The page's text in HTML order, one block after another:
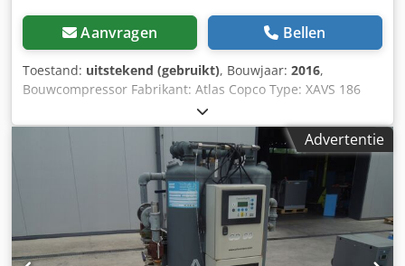
Aanvragen Bellen
Toestand: uitstekend (gebruikt), Bouwjaar: 2016,
Bouwcompressor Fabrikant: Atlas Copco Type: XAVS 186
Bouwjaar: 2016 Bedrijfsuren: ca. 657 u - Maximale druk: 14
bar - Volume stroom: max. 11,4 m³/h - Vermogen: 104 kW -
Motor: John Deere 4045HAC05 - Nakoeler -
Waterafscheider Crjdjwubzropfx An Ijf - Gewicht: ca. 2,45 t
Advertentie